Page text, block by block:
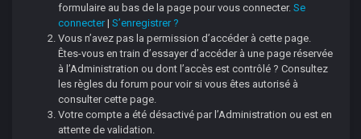
formulaire au bas de la page pour vous connecter.Se
connecter|S’enregistrer ?
Vous n’avez pas la permission d’accéder à cette page.
Êtes-vous en train d’essayer d’accéder à une page réservée
à l’Administration ou dont l’accès est contrôlé ? Consultez
les règles du forum pour voir si vous êtes autorisé à
consulter cette page.
Votre compte a été désactivé par l’Administration ou est en
attente de validation.